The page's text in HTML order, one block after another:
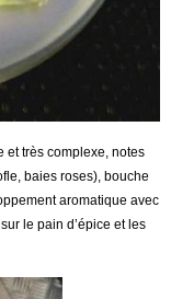
et très complexe, notes
baies roses), bouche
aromatique avec
le pain d’épice et les